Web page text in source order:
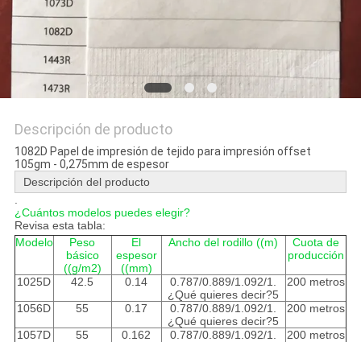
DE
PRIVACIDAD
Descripción de producto
1082D Papel de impresión de tejido para impresión offset
105gm - 0,275mm de espesor
Descripción del producto
.
¿Cuántos modelos puedes elegir?
Revisa esta tabla:
Modelo
Peso
básico
((g/m2)
El
espesor
((mm)
Ancho del rodillo ((m)
Cuota de
producción
1025D 42.5 0.14
0.787/0.889/1.092/1.
¿Qué quieres decir?5
200 metros
1056D 55 0.17
0.787/0.889/1.092/1.
¿Qué quieres decir?5
200 metros
1057D 55 0.162
0.787/0.889/1.092/1.
200 metros